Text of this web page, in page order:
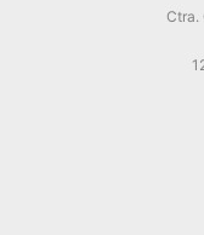
Ctra.